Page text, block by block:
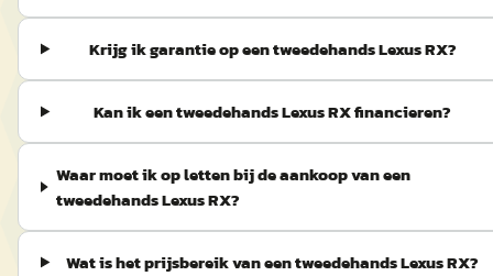
Krijg ik garantie op een tweedehands Lexus RX?
Kan ik een tweedehands Lexus RX financieren?
Waar moet ik op letten bij de aankoop van een
tweedehands Lexus RX?
Wat is het prijsbereik van een tweedehands Lexus RX?